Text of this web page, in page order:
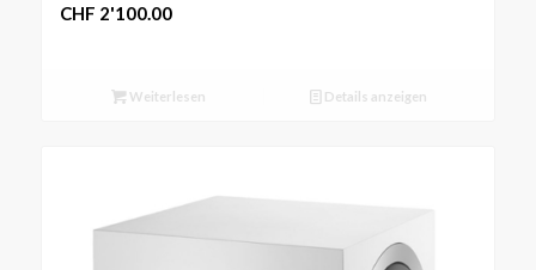
CHF 2'100.00
Weiterlesen Details anzeigen